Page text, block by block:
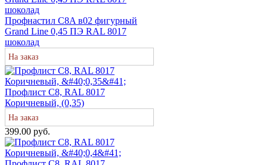
Профнастил С8A в02 фигурный
Grand Line 0,45 ПЭ RAL 8017
шоколад
На заказ
Профлист С8, RAL 8017
Коричневый, (0,35)
На заказ
399.00 руб.